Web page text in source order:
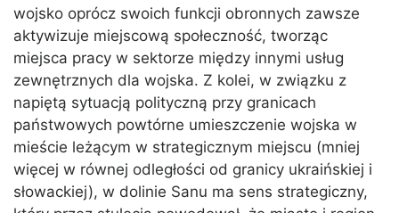
wojsko oprócz swoich funkcji obronnych zawsze
aktywizuje miejscową społeczność, tworząc
miejsca pracy w sektorze między innymi usług
zewnętrznych dla wojska. Z kolei, w związku z
napiętą sytuacją polityczną przy granicach
państwowych powtórne umieszczenie wojska w
mieście leżącym w strategicznym miejscu (mniej
więcej w równej odległości od granicy ukraińskiej i
słowackiej), w dolinie Sanu ma sens strategiczny,